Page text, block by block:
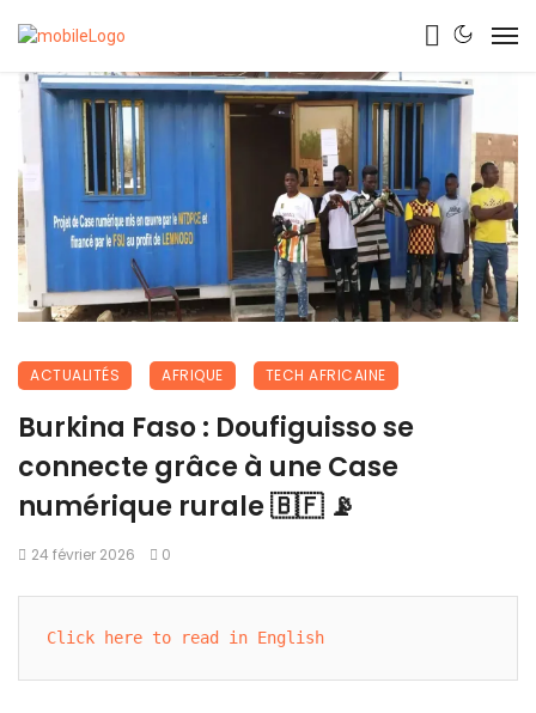
ACTUALITÉS AFRIQUE TECH AFRICAINE
Burkina Faso : Doufiguisso se
connecte grâce à une Case
numérique rurale 🇧🇫 📡
24 février 2026 0
Click here to read in English